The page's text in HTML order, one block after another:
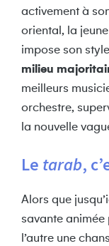
activement à
oriental, la
impose son
milieu
meilleurs
orchestre,
la nouvelle
Le tarab,
Alors que
savante animée
l’autre une